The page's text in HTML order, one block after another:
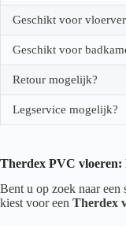
Geschikt voor
Geschikt voor
Retour mogelijk?
Legservice mogelijk?
Therdex PVC vloeren:
Bent u op zoek naar
kiest voor een Therdex